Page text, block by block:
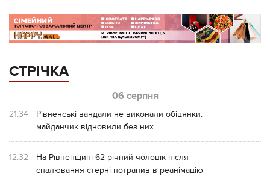
СТРІЧКА
06 серпня
21:34
Рівненські вандали не виконали обіцянки:
майданчик відновили без них
12:32
На Рівненщині 62-річний чоловік після
спалювання стерні потрапив в реанімацію